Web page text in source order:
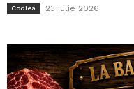
Codlea 23 iulie 2026